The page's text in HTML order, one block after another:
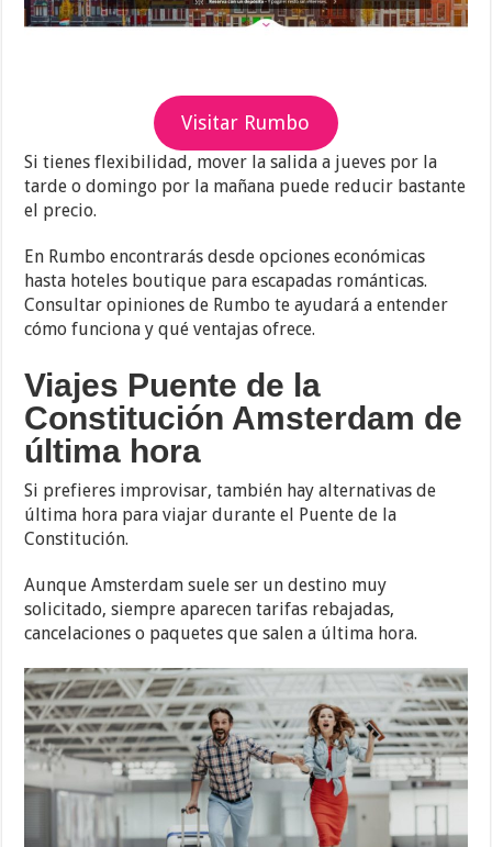
Visitar Rumbo
Si tienes flexibilidad, mover la salida a jueves por la
tarde o domingo por la mañana puede reducir bastante
el precio.
En Rumbo encontrarás desde opciones económicas
hasta hoteles boutique para escapadas románticas.
Consultar opiniones de Rumbo te ayudará a entender
cómo funciona y qué ventajas ofrece.
Viajes Puente de la
Constitución Amsterdam de
última hora
Si prefieres improvisar, también hay alternativas de
última hora para viajar durante el Puente de la
Constitución.
Aunque Amsterdam suele ser un destino muy
solicitado, siempre aparecen tarifas rebajadas,
cancelaciones o paquetes que salen a última hora.